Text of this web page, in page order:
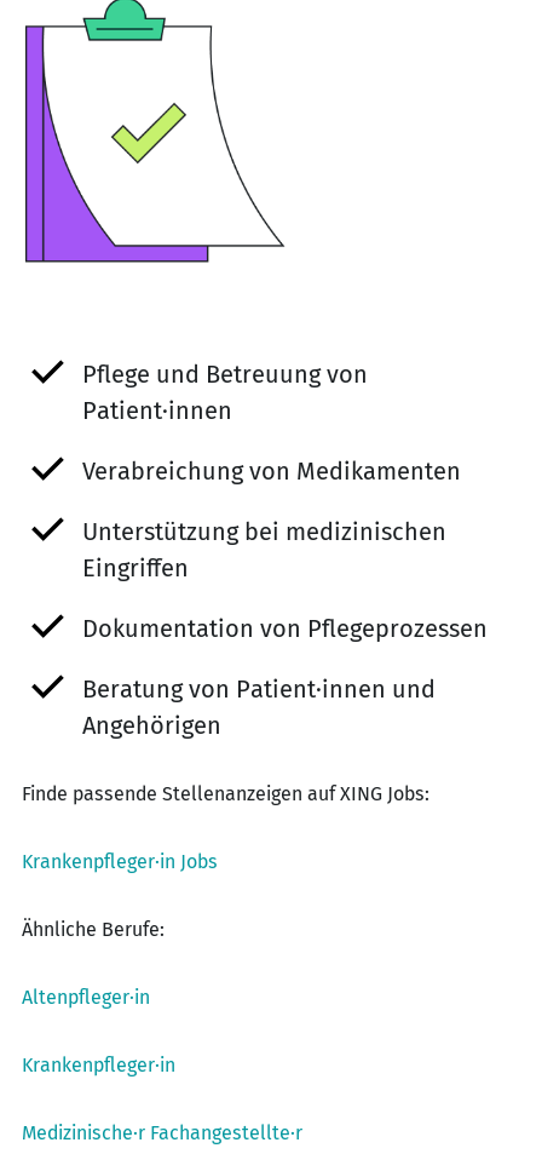
Pflege und Betreuung von
Patient·innen
Verabreichung von Medikamenten
Unterstützung bei medizinischen
Eingriffen
Dokumentation von Pflegeprozessen
Beratung von Patient·innen und
Angehörigen
Finde passende Stellenanzeigen auf XING Jobs:
Krankenpfleger·in Jobs
Ähnliche Berufe:
Altenpfleger·in
Krankenpfleger·in
Medizinische·r Fachangestellte·r